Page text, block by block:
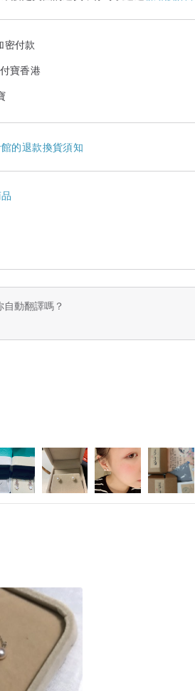
密付款
寶香港
的退款換貨須知
動翻譯嗎？